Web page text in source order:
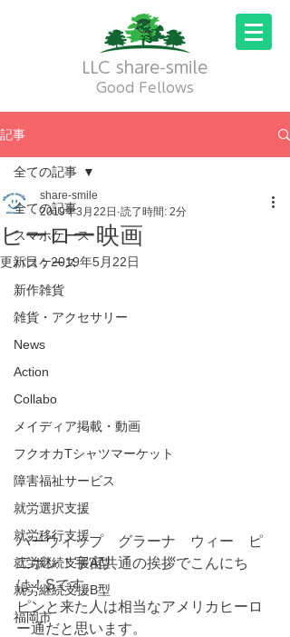
LLC share-smile
Good Fellows
記事
全ての記事
スマホケース
パスケース
新作雑貨
雑貨・アクセサリー
News
Action
Collabo
メイディア掲載・動画
フクオカTシャツマーケット
障害福祉サービス
就労選択支援
就労移行支援
就労継続支援A型
就労継続支援B型
福岡市
全ての記事
ヒーロー映画
share-smile
2019年3月22日 読了時間: 2分
更新日：2019年5月22日
バーウィップ　グラーナ　ウィー　ピ
二ボン！宇宙共通の挨拶でこんにち
は！Sです。
ピンと来た人は相当なアメリカヒーロ
ー通だと思います。